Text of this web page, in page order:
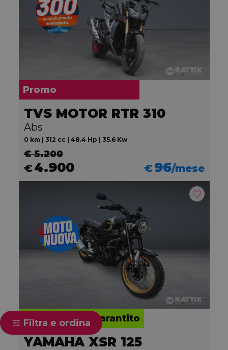
Promo
TVS MOTOR RTR 310
Abs
0 km | 312 cc | 48.4 Hp | 35.6 Kw
€ 5.200
€4.900 €96/mese
Valore futuro garantito
YAMAHA XSR 125
Filtra e ordina